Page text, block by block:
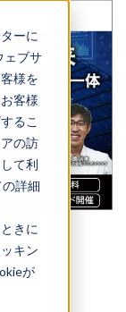
ーに
ェブサ
様を
客様
るこ
の訪
て利
詳細
きに
キン
が